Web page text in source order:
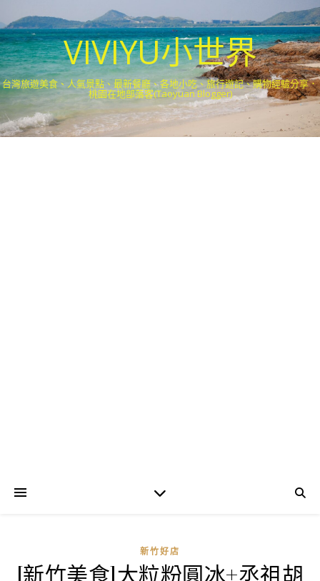
VIVIYU小世界
台灣旅遊美食、人氣景點、最新餐廳、各地小吃、旅行遊記、購物經驗分享．
桃園在地部落客(Taoyuan Blogger)
新竹好店
[新竹美食]大粒粉圓冰+丞祖胡